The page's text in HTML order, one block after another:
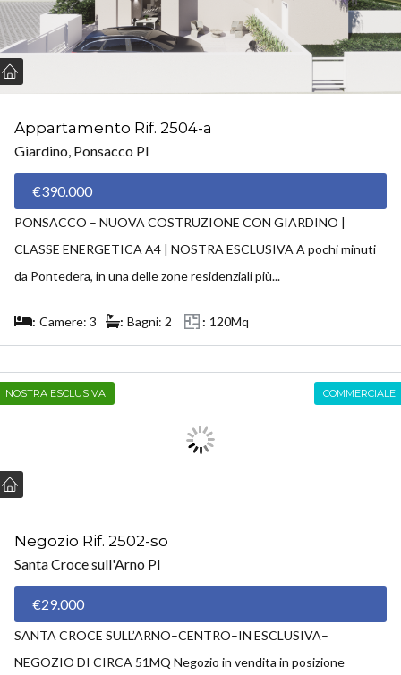
Appartamento Rif. 2504-a
Giardino, Ponsacco PI
€390.000
PONSACCO – NUOVA COSTRUZIONE CON GIARDINO |
CLASSE ENERGETICA A4 | NOSTRA ESCLUSIVA A pochi minuti
da Pontedera, in una delle zone residenziali più...
Camere: 3 Bagni: 2 120Mq
NOSTRA ESCLUSIVA COMMERCIALE
Negozio Rif. 2502-so
Santa Croce sull'Arno PI
€29.000
SANTA CROCE SULL’ARNO–CENTRO–IN ESCLUSIVA–
NEGOZIO DI CIRCA 51MQ Negozio in vendita in posizione